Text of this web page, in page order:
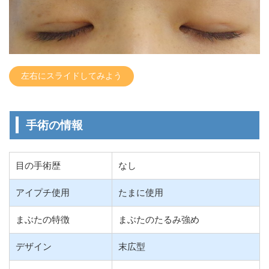
左右にスライドしてみよう
手術の情報
目の手術歴 なし
アイプチ使用 たまに使用
まぶたの特徴 まぶたのたるみ強め
デザイン 末広型